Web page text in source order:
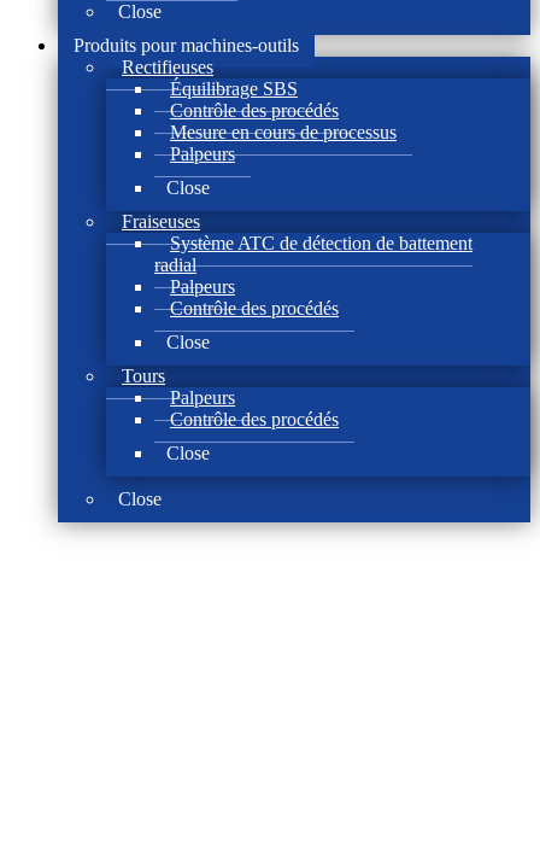
Close
Produits pour machines-outils
Rectifieuses
Équilibrage SBS
Contrôle des procédés
Mesure en cours de processus
Palpeurs
Close
Fraiseuses
Système ATC de détection de battement
radial
Palpeurs
Contrôle des procédés
Close
Tours
Palpeurs
Contrôle des procédés
Close
Close